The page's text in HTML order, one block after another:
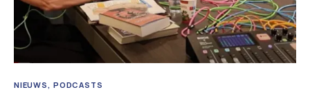
NIEUWS PODCASTS